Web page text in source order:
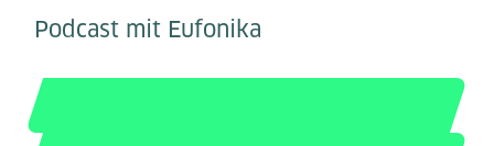
Podcast mit Eufonika